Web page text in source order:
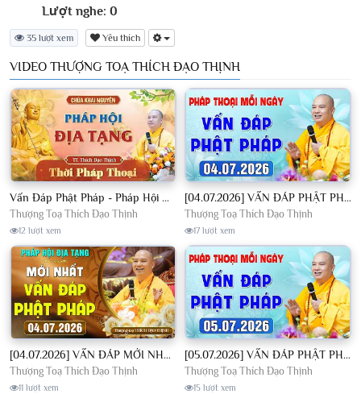
Lượt nghe: 0
35 lượt xem Yêu thích
VIDEO THƯỢNG TOẠ THÍCH ĐẠO THỊNH
Vấn Đáp Phật Pháp - Pháp Hội Địa Tạng Ngày 01/08/2026│TT. Thích Đạo Thịnh
Thượng Toạ Thích Đạo Thịnh
12 lượt xem
[04.07.2026] VẤN ĐÁP PHẬT PHÁP - Nghe Thầy giảng Pháp mỗi ngày CÔNG ĐỨC VÔ LƯỢNG│TT. Thích Đạo Thịnh
Thượng Toạ Thích Đạo Thịnh
17 lượt xem
[04.07.2026] VẤN ĐÁP MỚI NHẤT - Pháp Hội Địa Tạng Chùa Khai Nguyên | TT. Thích Đạo Thịnh
Thượng Toạ Thích Đạo Thịnh
11 lượt xem
[05.07.2026] VẤN ĐÁP PHẬT PHÁP - Nghe Thầy giảng Pháp mỗi ngày CÔNG ĐỨC VÔ LƯỢNG│TT. Thích Đạo Thịnh
Thượng Toạ Thích Đạo Thịnh
15 lượt xem